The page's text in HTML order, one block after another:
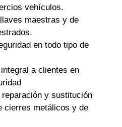
vehículos.
maestras y de
en todo tipo de
a clientes en
reparación y sustitución
cierres metálicos y de